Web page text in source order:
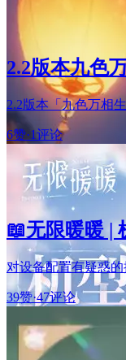
2.2版本九色
2.2版本「九色万相
6赞·1评论
📖无限暖暖 |
对设备配置有疑惑
39赞·47评论